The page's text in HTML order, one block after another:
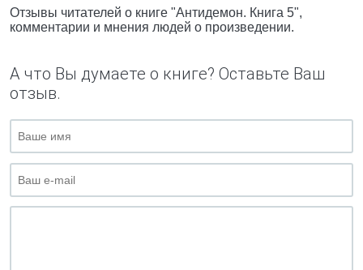
Отзывы читателей о книге "Антидемон. Книга 5",
комментарии и мнения людей о произведении.
А что Вы думаете о книге? Оставьте Ваш
отзыв.